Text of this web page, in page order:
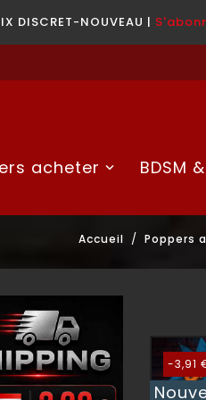
DISCRET-NOUVEAU |
acheter BDSM
Accueil Poppers
-3,91